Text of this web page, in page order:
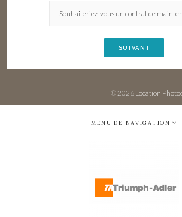
SUIVANT
© 2026 Location
MENU DE NAVIGATION